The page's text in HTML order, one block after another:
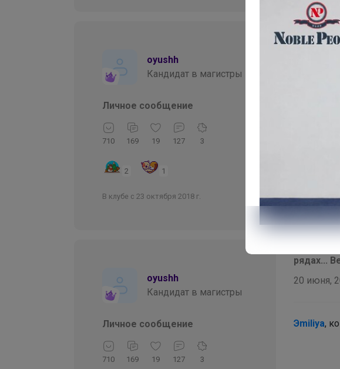
oyushh
Кандидат в магистры
Личное сообщение
710 169 19 127 3
2 1
В клубе с 23 октября 2018 г.
В теме
27 июня,
oyushh
Кандидат в магистры
Личное сообщение
710 169 19 127 3
В теме
рядах...
20 июня,
Эmiliya,
Брюнетка
С таким